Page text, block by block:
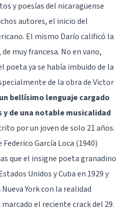
y poesías del nicaragüense
autores, el inicio del
El mismo Darío calificó la
muy francesa. No en vano,
poeta ya se había imbuido de la
de la obra de Victor
bellísimo lenguaje cargado
y de una notable musicalidad
por un joven de solo 21 años.
Federico García Loca (1940)
que el insigne poeta granadino
Unidos y Cuba en 1929 y
York con la realidad
el reciente crack del 29.